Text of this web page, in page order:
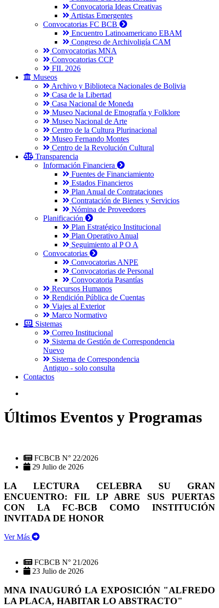
Convocatoria Ideas Creativas
Artistas Emergentes
Convocatorias FC BCB
Encuentro Latinoamericano EBAM
Congreso de Archivoligía CAM
Convocatorias MNA
Convocatorias CCP
FIL 2026
Museos
Archivo y Biblioteca Nacionales de Bolivia
Casa de la Libertad
Casa Nacional de Moneda
Museo Nacional de Etnografía y Folklore
Museo Nacional de Arte
Centro de la Cultura Plurinacional
Museo Fernando Montes
Centro de la Revolución Cultural
Transparencia
Información Financiera
Fuentes de Financiamiento
Estados Financieros
Plan Anual de Contrataciones
Contratación de Bienes y Servicios
Nómina de Proveedores
Planificación
Plan Estratégico Institucional
Plan Operativo Anual
Seguimiento al P O A
Convocatorias
Convocatorias ANPE
Convocatorias de Personal
Convocatoria Pasantías
Recursos Humanos
Rendición Pública de Cuentas
Viajes al Exterior
Marco Normativo
Sistemas
Correo Institucional
Sistema de Gestión de Correspondencia
Nuevo
Sistema de Correspondencia
Antiguo - solo consulta
Contactos
Últimos Eventos y Programas
FCBCB N° 22/2026
29 Julio de 2026
LA LECTURA CELEBRA SU GRAN
ENCUENTRO: FIL LP ABRE SUS PUERTAS
CON LA FC-BCB COMO INSTITUCIÓN
INVITADA DE HONOR
Ver Más
FCBCB N° 21/2026
23 Julio de 2026
MNA INAUGURÓ LA EXPOSICIÓN "ALFREDO
LA PLACA, HABITAR LO ABSTRACTO"